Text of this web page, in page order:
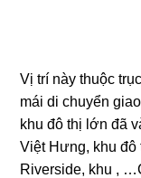
Vị trí này thuộc
mái di chuyển
khu đô thị lớn đã
Việt Hưng, khu đô
Riverside, khu ,